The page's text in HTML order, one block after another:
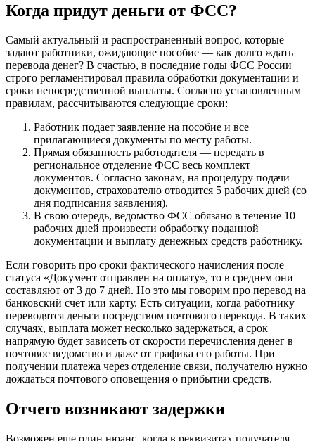
Когда придут деньги от ФСС?
Самый актуальный и распространенный вопрос, которые
задают работники, ожидающие пособие — как долго ждать
перевода денег? В счастью, в последние годы ФСС России
строго регламентировал правила обработки документации и
сроки непосредственной выплаты. Согласно установленным
правилам, рассчитываются следующие сроки:
Работник подает заявление на пособие и все
прилагающиеся документы по месту работы.
Прямая обязанность работодателя — передать в
региональное отделение ФСС весь комплект
документов. Согласно законам, на процедуру подачи
документов, страхователю отводится 5 рабочих дней (со
дня подписания заявления).
В свою очередь, ведомство ФСС обязано в течение 10
рабочих дней произвести обработку поданной
документации и выплату денежных средств работнику.
Если говорить про сроки фактического начисления после
статуса «Документ отправлен на оплату», то в среднем они
составляют от 3 до 7 дней. Но это мы говорим про перевод на
банковский счет или карту. Есть ситуации, когда работнику
переводятся деньги посредством почтового перевода. В таких
случаях, выплата может несколько задержаться, а срок
напрямую будет зависеть от скорости перечисления денег в
почтовое ведомство и даже от графика его работы. При
получении платежа через отделение связи, получателю нужно
дождаться почтового оповещения о прибытии средств.
Отчего возникают задержки